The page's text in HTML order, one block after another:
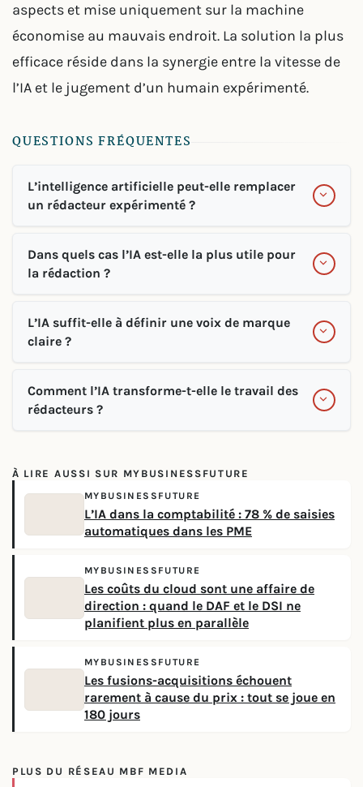
aspects et mise uniquement sur la machine
économise au mauvais endroit. La solution la plus
efficace réside dans la synergie entre la vitesse de
l’IA et le jugement d’un humain expérimenté.
QUESTIONS FRÉQUENTES
L’intelligence artificielle peut-elle remplacer
un rédacteur expérimenté ?
Dans quels cas l’IA est-elle la plus utile pour
la rédaction ?
L’IA suffit-elle à définir une voix de marque
claire ?
Comment l’IA transforme-t-elle le travail des
rédacteurs ?
À LIRE AUSSI SUR MYBUSINESSFUTURE
MYBUSINESSFUTURE
L’IA dans la comptabilité : 78 % de saisies
automatiques dans les PME
MYBUSINESSFUTURE
Les coûts du cloud sont une affaire de
direction : quand le DAF et le DSI ne
planifient plus en parallèle
MYBUSINESSFUTURE
Les fusions-acquisitions échouent
rarement à cause du prix : tout se joue en
180 jours
PLUS DU RÉSEAU MBF MEDIA